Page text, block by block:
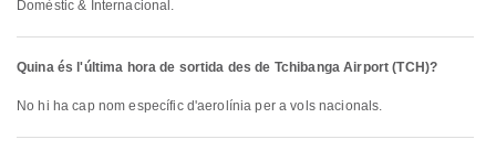
Domèstic & Internacional.
Quina és l'última hora de sortida des de Tchibanga Airport (TCH)?
No hi ha cap nom específic d'aerolínia per a vols nacionals.